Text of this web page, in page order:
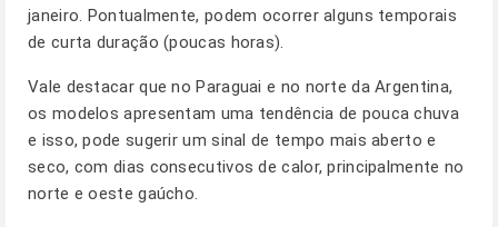
janeiro. Pontualmente, podem ocorrer alguns temporais
de curta duração (poucas horas).
Vale destacar que no Paraguai e no norte da Argentina,
os modelos apresentam uma tendência de pouca chuva
e isso, pode sugerir um sinal de tempo mais aberto e
seco, com dias consecutivos de calor, principalmente no
norte e oeste gaúcho.